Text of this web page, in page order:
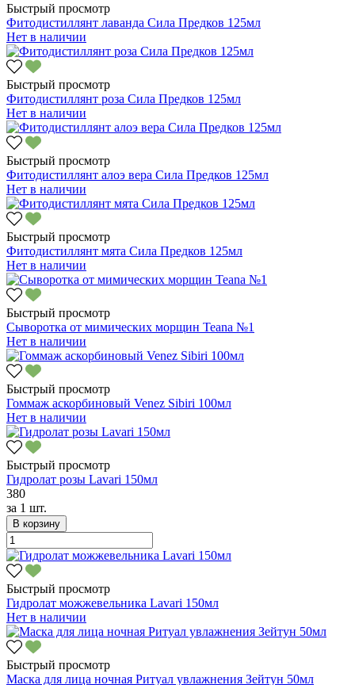
Быстрый просмотр
Фитодистиллянт лаванда Сила Предков 125мл
Нет в наличии
Быстрый просмотр
Фитодистиллянт роза Сила Предков 125мл
Нет в наличии
Быстрый просмотр
Фитодистиллянт алоэ вера Сила Предков 125мл
Нет в наличии
Быстрый просмотр
Фитодистиллянт мята Сила Предков 125мл
Нет в наличии
Быстрый просмотр
Сыворотка от мимических морщин Teana №1
Нет в наличии
Быстрый просмотр
Гоммаж аскорбиновый Venez Sibiri 100мл
Нет в наличии
Быстрый просмотр
Гидролат розы Lavari 150мл
380
за 1 шт.
В корзину
Быстрый просмотр
Гидролат можжевельника Lavari 150мл
Нет в наличии
Быстрый просмотр
Маска для лица ночная Ритуал увлажнения Зейтун 50мл